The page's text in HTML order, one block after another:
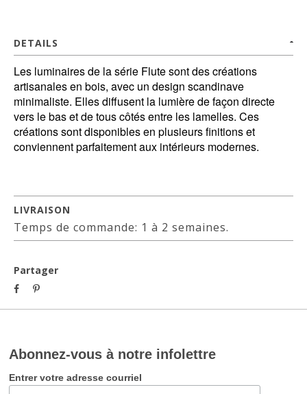
DETAILS
Les luminaires de la série Flute sont des créations
artisanales en bois, avec un design scandinave
minimaliste. Elles diffusent la lumière de façon directe
vers le bas et de tous côtés entre les lamelles. Ces
créations sont disponibles en plusieurs finitions et
conviennent parfaitement aux intérieurs modernes.
LIVRAISON
Temps de commande: 1 à 2 semaines.
Partager
Abonnez-vous à notre infolettre
Entrer votre adresse courriel